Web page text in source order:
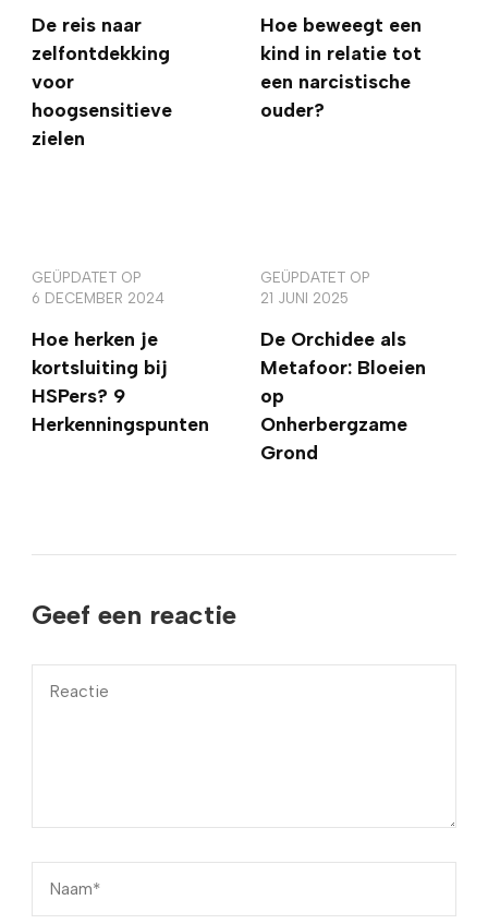
De reis naar
zelfontdekking
voor
hoogsensitieve
zielen
Hoe beweegt een
kind in relatie tot
een narcistische
ouder?
GEÜPDATET OP
6 DECEMBER 2024
Hoe herken je
kortsluiting bij
HSPers? 9
Herkenningspunten
GEÜPDATET OP
21 JUNI 2025
De Orchidee als
Metafoor: Bloeien
op
Onherbergzame
Grond
Geef een reactie